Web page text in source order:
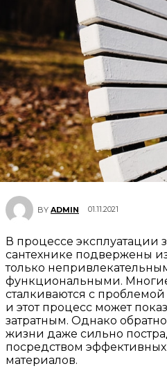
BY ADMIN 01.11.2021
В процессе эксплуатации
сантехнике подвержены
только
функциональными.
сталкиваются с
и этот процесс может
затратным. Однако
жизни даже сильно
посредством
материалов.